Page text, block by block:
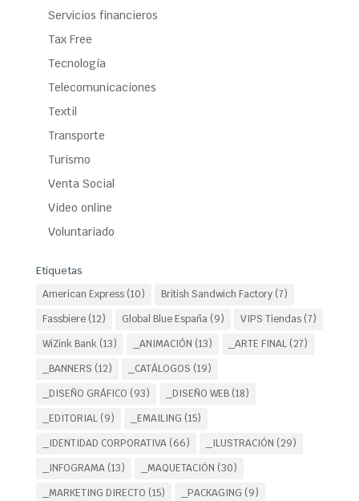
Servicios financieros
Tax Free
Tecnología
Telecomunicaciones
Textil
Transporte
Turismo
Venta Social
Video online
Voluntariado
Etiquetas
American Express(10) British Sandwich Factory(7)
Fassbiere(12) Global Blue España(9) VIPS Tiendas(7)
WiZink Bank(13) _ANIMACIÓN (13) _ARTE FINAL(27)
_BANNERS (12) _CATÁLOGOS (19)
_DISEÑO GRÁFICO (93) _DISEÑO WEB(18)
_EDITORIAL(9) _EMAILING (15)
_IDENTIDAD CORPORATIVA(66) _ILUSTRACIÓN (29)
_INFOGRAMA(13) _MAQUETACIÖN (30)
_MARKETING DIRECTO (15) _PACKAGING (9)